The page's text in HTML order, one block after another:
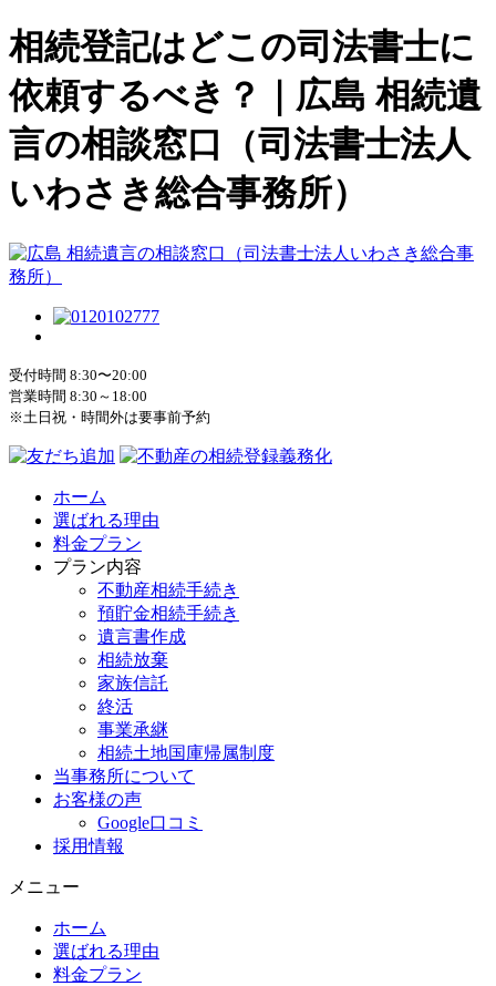
相続登記はどこの司法書士に
依頼するべき？｜広島 相続遺
言の相談窓口（司法書士法人
いわさき総合事務所）
受付時間 8:30〜20:00
営業時間 8:30～18:00
※土日祝・時間外は要事前予約
ホーム
選ばれる理由
料金プラン
プラン内容
不動産相続手続き
預貯金相続手続き
遺言書作成
相続放棄
家族信託
終活
事業承継
相続土地国庫帰属制度
当事務所について
お客様の声
Google口コミ
採用情報
メニュー
ホーム
選ばれる理由
料金プラン